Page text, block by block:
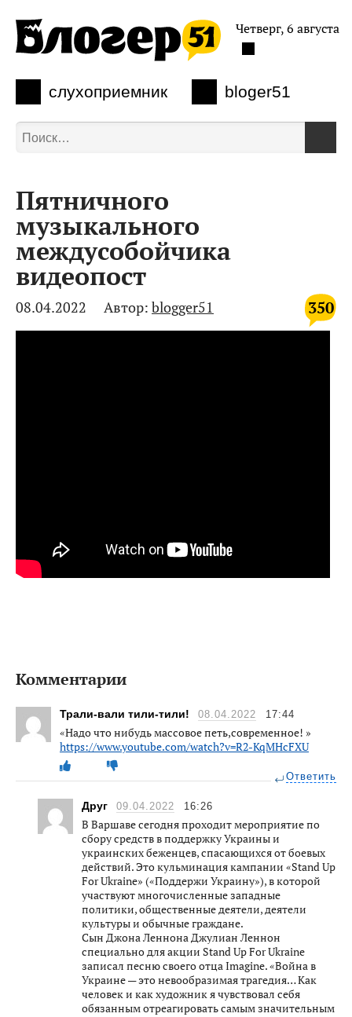
слухоприемник bloger51
Четверг, 6 августа
Пятничного
музыкального
междусобойчика
видеопост
350
08.04.2022 Автор: blogger51
Комментарии
Трали-вали тили-тили! 08.04.2022 17:44
«Надо что нибудь массовое петь,современное! »
https://www.youtube.com/watch?v=R2-KqMHcFXU
Ответить
Друг 09.04.2022 16:26
В Варшаве сегодня проходит мероприятие по
сбору средств в поддержку Украины и
украинских беженцев, спасающихся от боевых
действий. Это кульминация кампании «Stand Up
For Ukraine» («Поддержи Украину»), в которой
участвуют многочисленные западные
политики, общественные деятели, деятели
культуры и обычные граждане.
Сын Джона Леннона Джулиан Леннон
специально для акции Stand Up For Ukraine
записал песню своего отца Imagine. «Война в
Украине — это невообразимая трагедия… Как
человек и как художник я чувствовал себя
обязанным отреагировать самым значительным